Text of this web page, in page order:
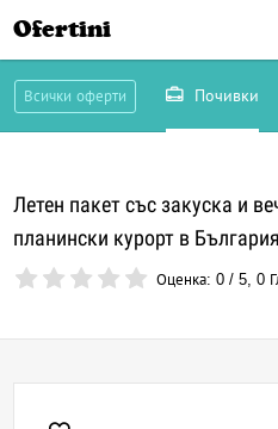
Ofertini
Всички оферти Почивки
Летен пакет със закуска и
планински курорт в България
Оценка:0 /5,0